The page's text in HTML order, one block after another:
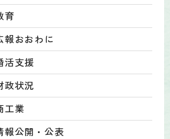
育
報おおわに
活支援
政状況
工業
報公開・公表